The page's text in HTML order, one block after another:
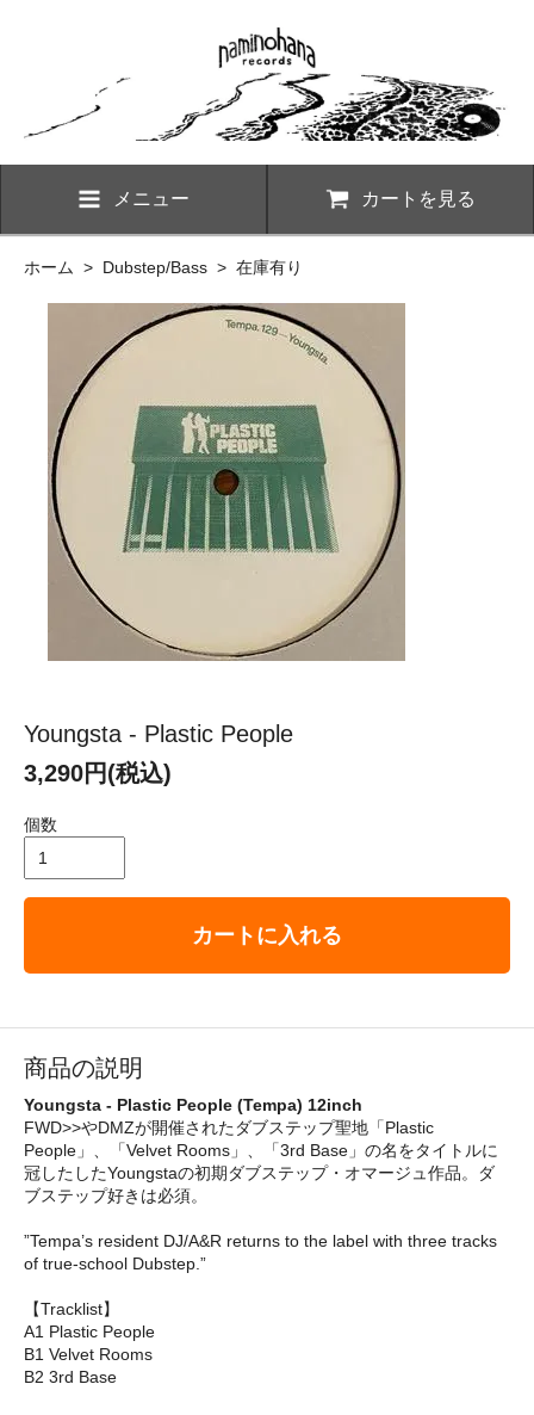
メニュー カートを見る
ホーム > Dubstep/Bass > 在庫有り
Youngsta - Plastic People
3,290円(税込)
個数
カートに入れる
商品の説明
Youngsta - Plastic People (Tempa) 12inch
FWD>>やDMZが開催されたダブステップ聖地「Plastic
People」、「Velvet Rooms」、「3rd Base」の名をタイトルに
冠したしたYoungstaの初期ダブステップ・オマージュ作品。ダ
ブステップ好きは必須。
”Tempa’s resident DJ/A&R returns to the label with three tracks
of true-school Dubstep.”
【Tracklist】
A1 Plastic People
B1 Velvet Rooms
B2 3rd Base